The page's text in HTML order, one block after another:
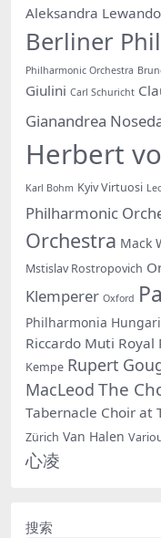
Aleksandra
Berliner
Philharmonic Orchestra
Giulini Carl Schuricht
Gianandrea
Herbert
Karl Bohm Kyiv Virtuosi
Philharmonic
Orchestra Mack
Mstislav Rostropovich
Klemperer Oxford
Philharmonia
Riccardo Muti Royal
Kempe Rupert
MacLeod The
Tabernacle Choir at
Zürich Van Halen
心凌
搜索